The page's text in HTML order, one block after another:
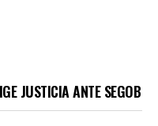
JUSTICIA ANTE SEGOB